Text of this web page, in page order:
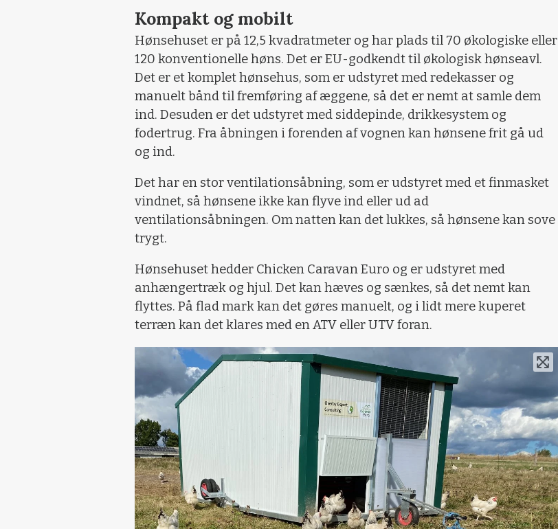
Kompakt og mobilt
Hønsehuset er på 12,5 kvadratmeter og har plads til 70 økologiske eller
120 konventionelle høns. Det er EU-godkendt til økologisk hønseavl.
Det er et komplet hønsehus, som er udstyret med redekasser og
manuelt bånd til fremføring af æggene, så det er nemt at samle dem
ind. Desuden er det udstyret med siddepinde, drikkesystem og
fodertrug. Fra åbningen i forenden af vognen kan hønsene frit gå ud
og ind.
Det har en stor ventilationsåbning, som er udstyret med et finmasket
vindnet, så hønsene ikke kan flyve ind eller ud ad
ventilationsåbningen. Om natten kan det lukkes, så hønsene kan sove
trygt.
Hønsehuset hedder Chicken Caravan Euro og er udstyret med
anhængertræk og hjul. Det kan hæves og sænkes, så det nemt kan
flyttes. På flad mark kan det gøres manuelt, og i lidt mere kuperet
terræn kan det klares med en ATV eller UTV foran.